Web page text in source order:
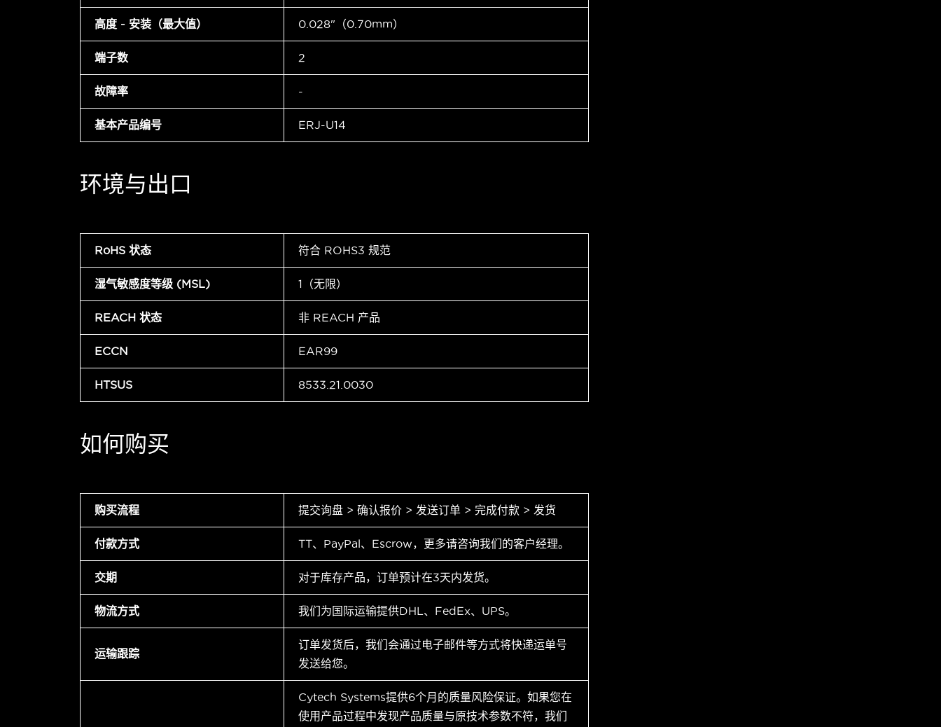
高度 - 安装（最大值） 0.028"（0.70mm）
端子数 2
故障率 -
基本产品编号 ERJ-U14
环境与出口
RoHS 状态 符合 ROHS3 规范
湿气敏感度等级 (MSL) 1（无限）
REACH 状态 非 REACH 产品
ECCN EAR99
HTSUS 8533.21.0030
如何购买
购买流程 提交询盘 > 确认报价 > 发送订单 > 完成付款 > 发货
付款方式 TT、PayPal、Escrow，更多请咨询我们的客户经理。
交期 对于库存产品，订单预计在3天内发货。
物流方式 我们为国际运输提供DHL、FedEx、UPS。
运输跟踪
订单发货后，我们会通过电子邮件等方式将快递运单号
发送给您。
Cytech Systems提供6个月的质量风险保证。如果您在
使用产品过程中发现产品质量与原技术参数不符，我们